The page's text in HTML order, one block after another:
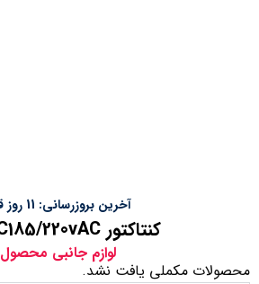
آخرین بروزرسانی: 11 روز قبل
کنتاکتور LS MC185/220vAC
لوازم جانبی محصول
محصولات مکملی یافت نشد.